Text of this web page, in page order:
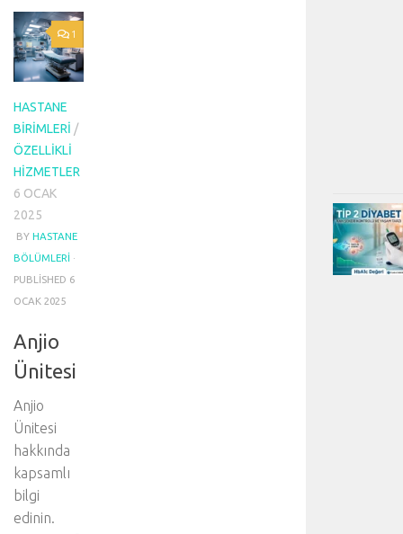
1
HASTANE
BIRIMLERI /
ÖZELLIKLI
HIZMETLER
6 OCAK
2025
BY HASTANE
BÖLÜMLERI ·
PUBLISHED 6
OCAK 2025
Anjio
Ünitesi
Anjio
Ünitesi
hakkında
kapsamlı
bilgi
edinin.